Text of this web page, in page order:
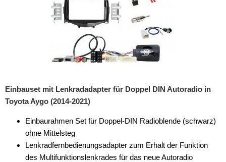
Einbauset mit Lenkradadapter für Doppel DIN Autoradio in
Toyota Aygo (2014-2021)
Einbaurahmen Set für Doppel-DIN Radioblende (schwarz)
ohne Mittelsteg
Lenkradfernbedienungsadapter zum Erhalt der Funktion
des Multifunktionslenkrades für das neue Autoradio